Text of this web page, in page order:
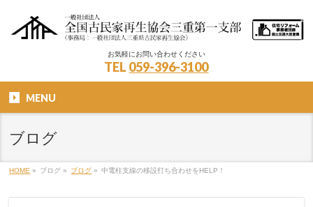
お気軽にお問い合わせください
TEL 059-396-3100
MENU
ブログ
HOME » ブログ » ブログ » 中電柱支線の移設打ち合わせをHELP！